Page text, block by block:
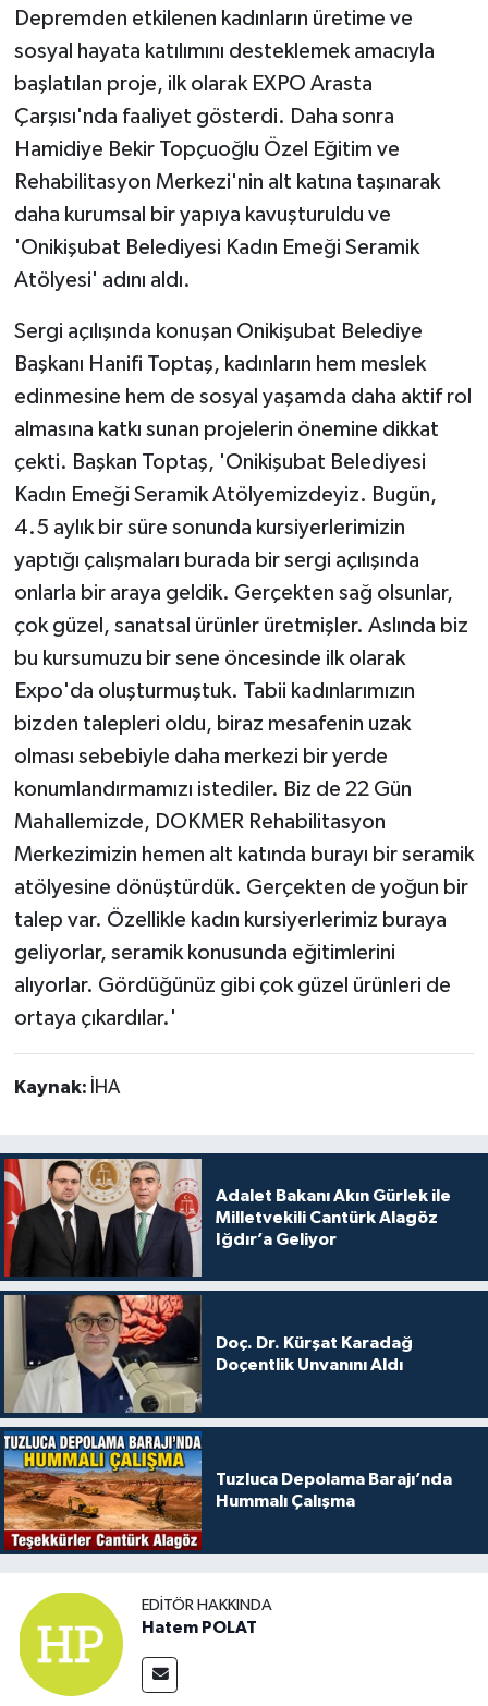
Depremden etkilenen kadınların üretime ve
sosyal hayata katılımını desteklemek amacıyla
başlatılan proje, ilk olarak EXPO Arasta
Çarşısı'nda faaliyet gösterdi. Daha sonra
Hamidiye Bekir Topçuoğlu Özel Eğitim ve
Rehabilitasyon Merkezi'nin alt katına taşınarak
daha kurumsal bir yapıya kavuşturuldu ve
'Onikişubat Belediyesi Kadın Emeği Seramik
Atölyesi' adını aldı.
Sergi açılışında konuşan Onikişubat Belediye
Başkanı Hanifi Toptaş, kadınların hem meslek
edinmesine hem de sosyal yaşamda daha aktif rol
almasına katkı sunan projelerin önemine dikkat
çekti. Başkan Toptaş, 'Onikişubat Belediyesi
Kadın Emeği Seramik Atölyemizdeyiz. Bugün,
4.5 aylık bir süre sonunda kursiyerlerimizin
yaptığı çalışmaları burada bir sergi açılışında
onlarla bir araya geldik. Gerçekten sağ olsunlar,
çok güzel, sanatsal ürünler üretmişler. Aslında biz
bu kursumuzu bir sene öncesinde ilk olarak
Expo'da oluşturmuştuk. Tabii kadınlarımızın
bizden talepleri oldu, biraz mesafenin uzak
olması sebebiyle daha merkezi bir yerde
konumlandırmamızı istediler. Biz de 22 Gün
Mahallemizde, DOKMER Rehabilitasyon
Merkezimizin hemen alt katında burayı bir seramik
atölyesine dönüştürdük. Gerçekten de yoğun bir
talep var. Özellikle kadın kursiyerlerimiz buraya
geliyorlar, seramik konusunda eğitimlerini
alıyorlar. Gördüğünüz gibi çok güzel ürünleri de
ortaya çıkardılar.'
Kaynak: İHA
Adalet Bakanı Akın Gürlek ile
Milletvekili Cantürk Alagöz
Iğdır’a Geliyor
Doç. Dr. Kürşat Karadağ
Doçentlik Unvanını Aldı
Tuzluca Depolama Barajı’nda
Hummalı Çalışma
EDITÖR HAKKINDA
Hatem POLAT